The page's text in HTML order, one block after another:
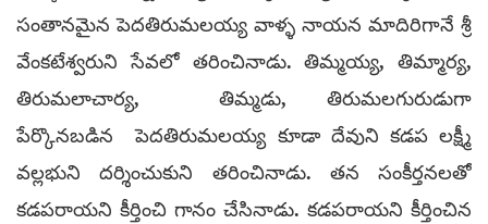
సంతానమైన పెదతిరుమలయ్య వాళ్ళ నాయన మాదిరిగానే శ్రీ
వేంకటేశ్వరుని సేవలో తరించినాడు. తిమ్మయ్య, తిమ్మార్య,
తిరుమలాచార్య, తిమ్మడు, తిరుమలగురుడుగా
పేర్కొనబడిన పెదతిరుమలయ్య కూడా దేవుని కడప లక్ష్మీ
వల్లభుని దర్శించుకుని తరించినాడు. తన సంకీర్తనలతో
కడపరాయని కీర్తించి గానం చేసినాడు. కడపరాయని కీర్తించిన